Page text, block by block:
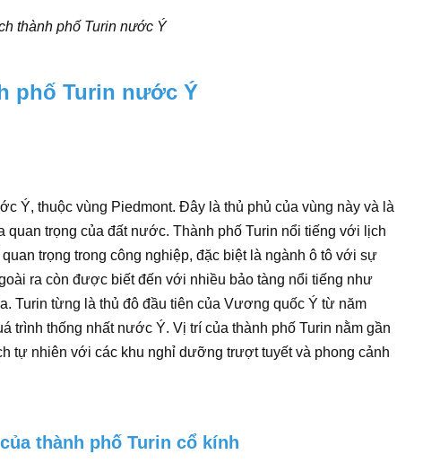
thành phố Turin nước Ý
phố Turin nước Ý
Ý, thuộc vùng Piedmont. Đây là thủ phủ của vùng này và là
quan trọng của đất nước. Thành phố Turin nổi tiếng với lịch
trọng trong công nghiệp, đặc biệt là ngành ô tô với sự
ra còn được biết đến với nhiều bảo tàng nổi tiếng như
Turin từng là thủ đô đầu tiên của Vương quốc Ý từ năm
trình thống nhất nước Ý. Vị trí của thành phố Turin nằm gần
tự nhiên với các khu nghỉ dưỡng trượt tuyết và phong cảnh
thành phố Turin cổ kính